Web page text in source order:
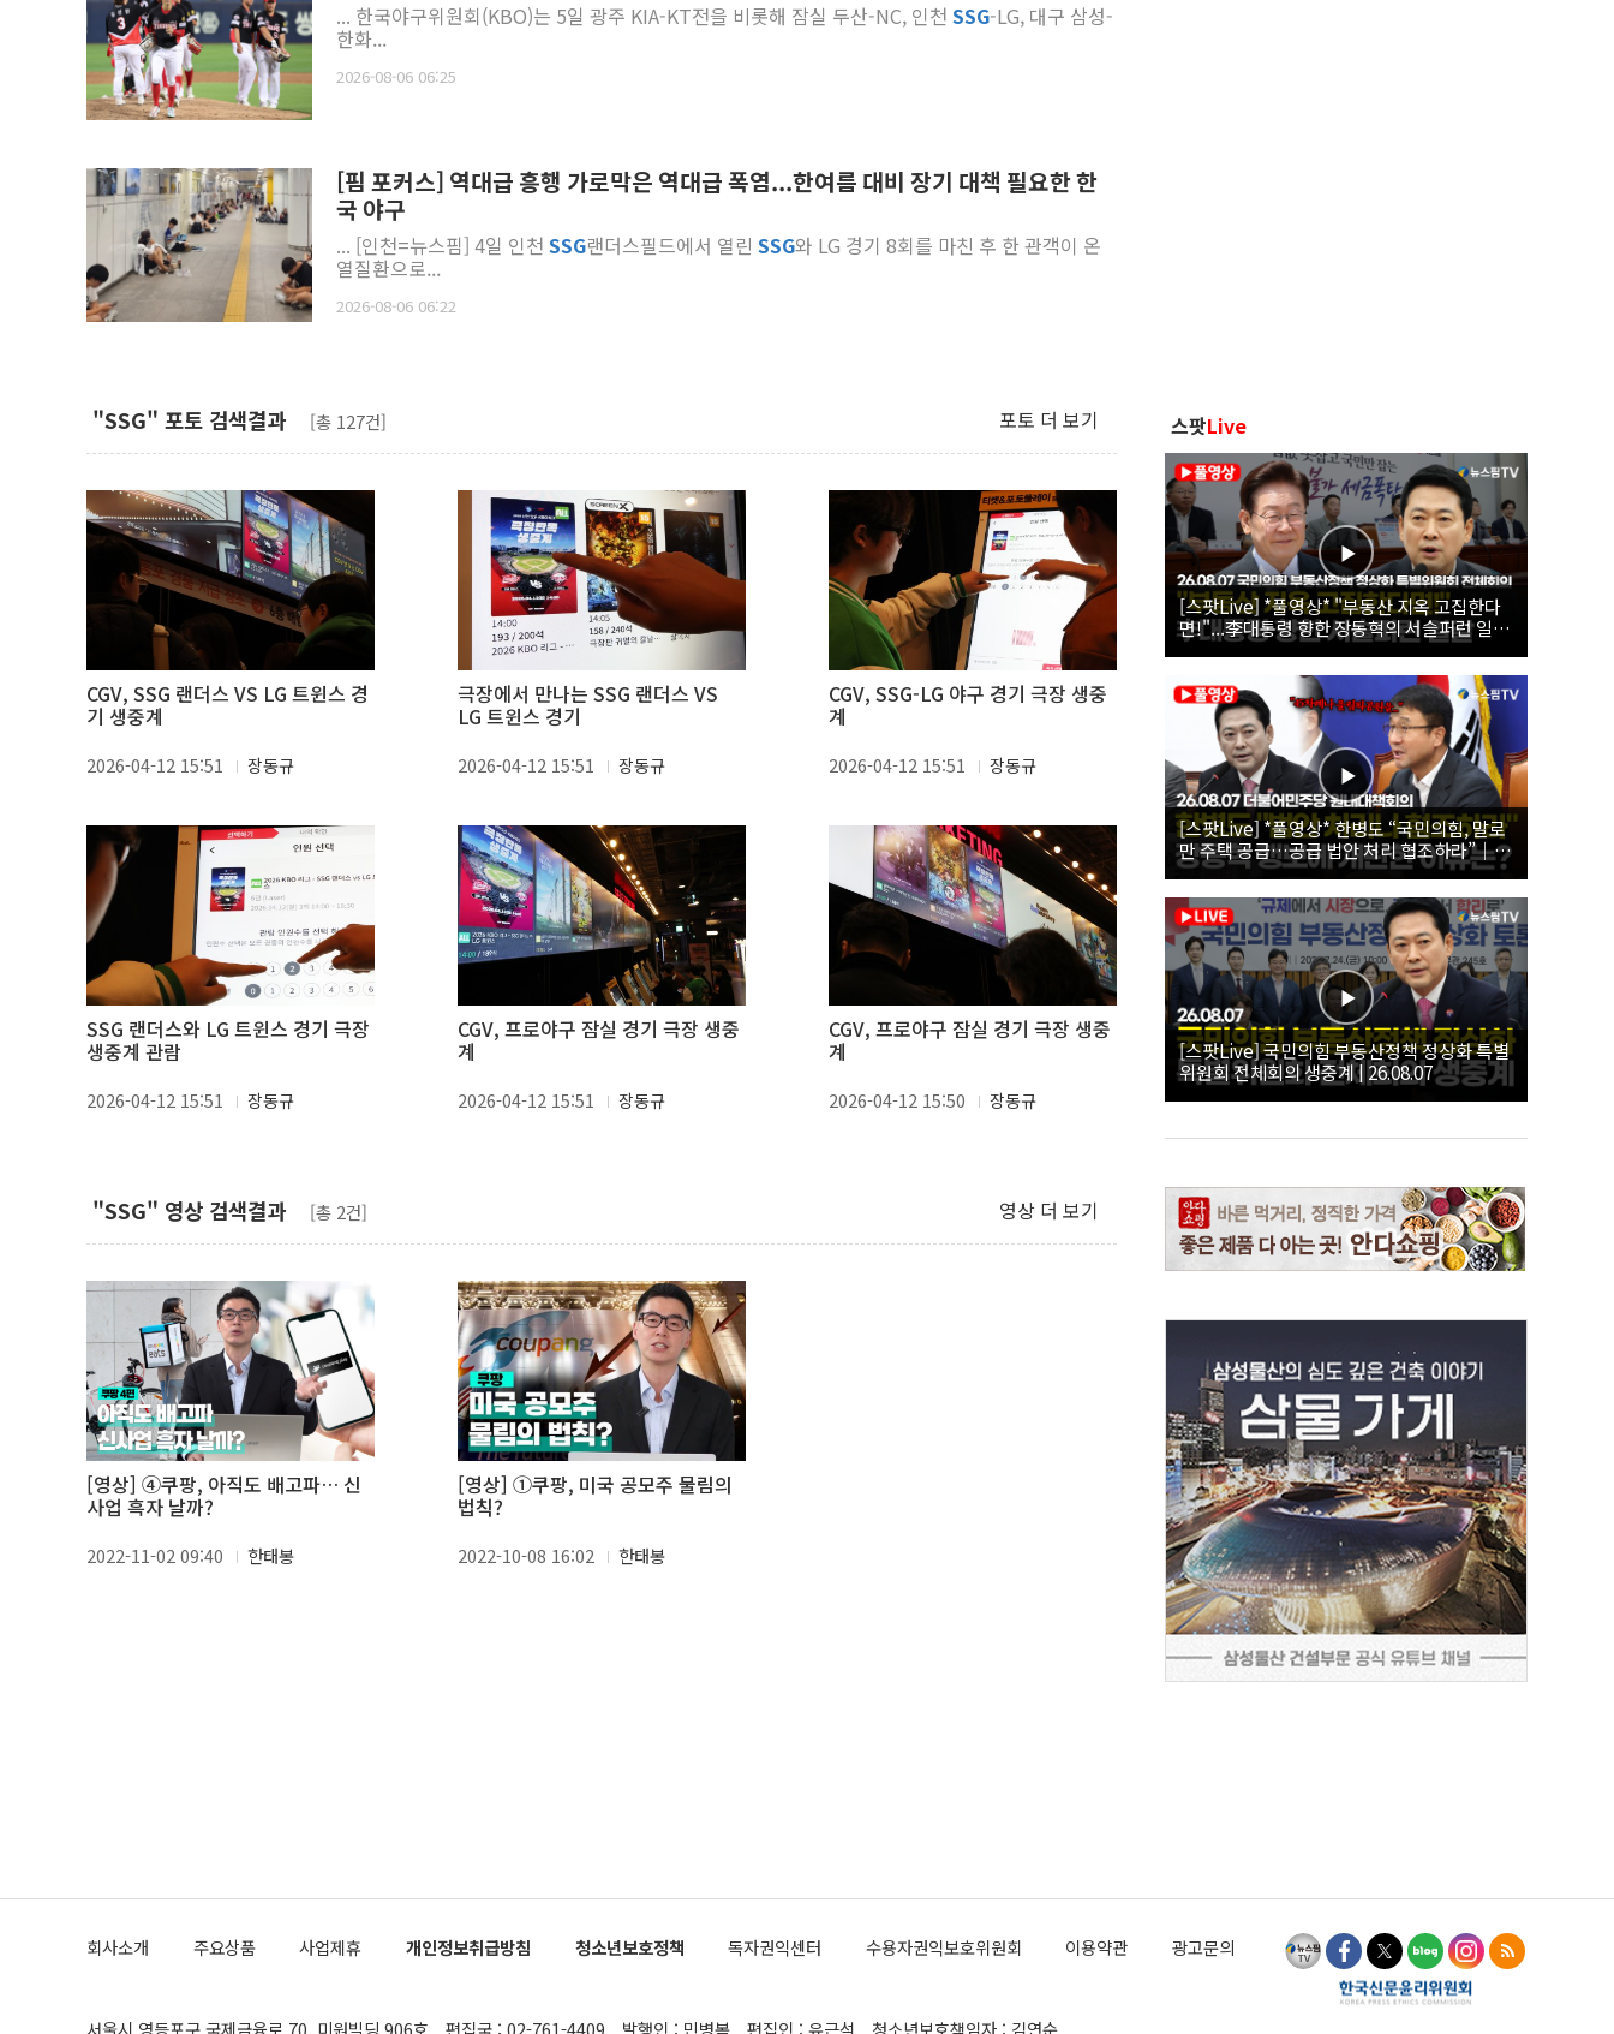
... 한국야구위원회(KBO)는 5일 광주 KIA-KT전을 비롯해 잠실 두산-NC, 인천 SSG-LG, 대구 삼성-
한화...
2026-08-06 06:25
[핌 포커스] 역대급 흥행 가로막은 역대급 폭염...한여름 대비 장기 대책 필요한 한
국 야구
... [인천=뉴스핌] 4일 인천 SSG랜더스필드에서 열린 SSG와 LG 경기 8회를 마친 후 한 관객이 온
열질환으로...
2026-08-06 06:22
"SSG" 포토 검색결과 [총 127건] 포토 더 보기
CGV, SSG 랜더스 VS LG 트윈스 경
기 생중계
2026-04-12 15:51 장동규
극장에서 만나는 SSG 랜더스 VS
LG 트윈스 경기
2026-04-12 15:51 장동규
CGV, SSG-LG 야구 경기 극장 생중
계
2026-04-12 15:51 장동규
SSG 랜더스와 LG 트윈스 경기 극장
생중계 관람
2026-04-12 15:51 장동규
CGV, 프로야구 잠실 경기 극장 생중
계
2026-04-12 15:51 장동규
CGV, 프로야구 잠실 경기 극장 생중
계
2026-04-12 15:50 장동규
"SSG" 영상 검색결과 [총 2건] 영상 더 보기
[영상] ④쿠팡, 아직도 배고파… 신
사업 흑자 날까?
2022-11-02 09:40 한태봉
[영상] ①쿠팡, 미국 공모주 물림의
법칙?
2022-10-08 16:02 한태봉
스팟Live
[스팟Live] *풀영상* "부동산 지옥 고집한다
면!"...李대통령 향한 장동혁의 서슬퍼런 일갈
| 26.08.07 국민의힘 부동산정책 정상화 특별
위원회 전체회의
[스팟Live] *풀영상* 한병도 “국민의힘, 말로
만 주택 공급…공급 법안 처리 협조하라”｜
26.08.07 더불어민주당 원내대책회의
[스팟Live] 국민의힘 부동산정책 정상화 특별
위원회 전체회의 생중계 | 26.08.07
회사소개 주요상품 사업제휴 개인정보취급방침 청소년보호정책 독자권익센터 수용자권익보호위원회 이용약관 광고문의
서울시 영등포구 국제금융로 70, 미원빌딩 906호 편집국 : 02-761-4409 발행인 : 민병복 편집인 : 유근석 청소년보호책임자 : 김연순